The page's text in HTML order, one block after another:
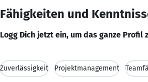
Fähigkeiten und
Logg Dich jetzt ein, um das ganze Profil
Zuverlässigkeit Projektmanagement